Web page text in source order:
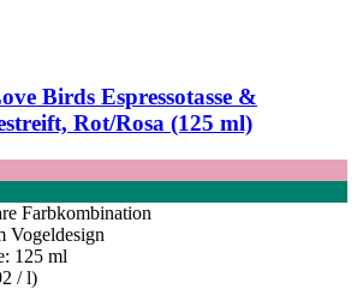
Birds Espressotasse &
Rot/Rosa (125 ml)
Farbkombination
Vogeldesign
125 ml
/ l)